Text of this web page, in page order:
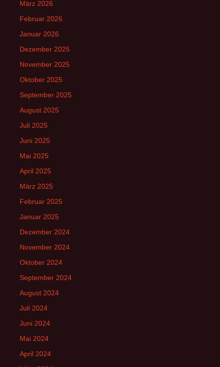
März 2026
Februar 2026
Januar 2026
Dezember 2025
November 2025
Oktober 2025
September 2025
August 2025
Juli 2025
Juni 2025
Mai 2025
April 2025
März 2025
Februar 2025
Januar 2025
Dezember 2024
November 2024
Oktober 2024
September 2024
August 2024
Juli 2024
Juni 2024
Mai 2024
April 2024